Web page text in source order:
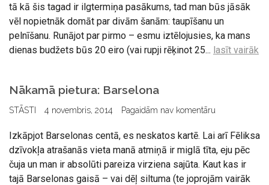
tā kā šis tagad ir ilgtermiņa pasākums, tad man būs jāsāk
vēl nopietnāk domāt par divām šanām: taupīšanu un
pelnīšanu. Runājot par pirmo – esmu iztēlojusies, ka mans
dienas budžets būs 20 eiro (vai rupji rēķinot 25... lasīt vairāk
Nākamā pietura: Barselona
STĀSTI 4 novembris, 2014 Pagaidām nav komentāru
Izkāpjot Barselonas centā, es neskatos kartē. Lai arī Fēliksa
dzīvokļa atrašanās vieta manā atmiņā ir miglā tīta, eju pēc
čuja un man ir absolūti pareiza virziena sajūta. Kaut kas ir
tajā Barselonas gaisā – vai dēļ siltuma (te joprojām vairāk